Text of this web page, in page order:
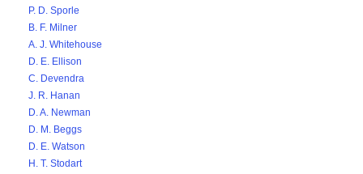
P. D. Sporle
B. F. Milner
A. J. Whitehouse
D. E. Ellison
C. Devendra
J. R. Hanan
D. A. Newman
D. M. Beggs
D. E. Watson
H. T. Stodart